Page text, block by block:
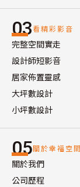
03看精彩影音
完整空間實走
設計師短影音
居家佈置靈感
大坪數設計
小坪數設計
05關於幸福空間
關於我們
公司歷程